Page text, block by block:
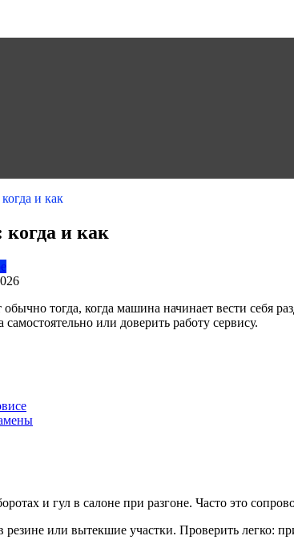
и как
когда и как
тогда, когда машина начинает вести себя
или доверить работу сервису.
и гул в салоне при разгоне. Часто это
или вытекшие участки. Проверить легко: